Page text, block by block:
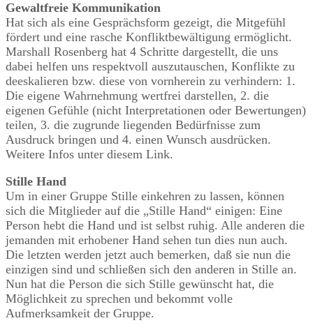
Gewaltfreie Kommunikation
Hat sich als eine Gesprächsform gezeigt, die Mitgefühl
fördert und eine rasche Konfliktbewältigung ermöglicht.
Marshall Rosenberg hat 4 Schritte dargestellt, die uns
dabei helfen uns respektvoll auszutauschen, Konflikte zu
deeskalieren bzw. diese von vornherein zu verhindern: 1.
Die eigene Wahrnehmung wertfrei darstellen, 2. die
eigenen Gefühle (nicht Interpretationen oder Bewertungen)
teilen, 3. die zugrunde liegenden Bedürfnisse zum
Ausdruck bringen und 4. einen Wunsch ausdrücken.
Weitere Infos unter diesem Link.
Stille Hand
Um in einer Gruppe Stille einkehren zu lassen, können
sich die Mitglieder auf die „Stille Hand“ einigen: Eine
Person hebt die Hand und ist selbst ruhig. Alle anderen die
jemanden mit erhobener Hand sehen tun dies nun auch.
Die letzten werden jetzt auch bemerken, daß sie nun die
einzigen sind und schließen sich den anderen in Stille an.
Nun hat die Person die sich Stille gewünscht hat, die
Möglichkeit zu sprechen und bekommt volle
Aufmerksamkeit der Gruppe.